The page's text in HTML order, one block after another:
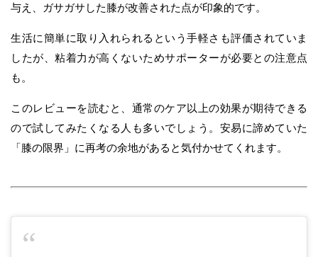
与え、ガサガサした膝が改善された点が印象的です。
生活に簡単に取り入れられるという手軽さも評価されていま
したが、粘着力が高くないためサポーターが必要との注意点
も。
このレビューを読むと、通常のケア以上の効果が期待できる
ので試してみたくなる人も多いでしょう。安易に諦めていた
「膝の限界」に再考の余地があると気付かせてくれます。